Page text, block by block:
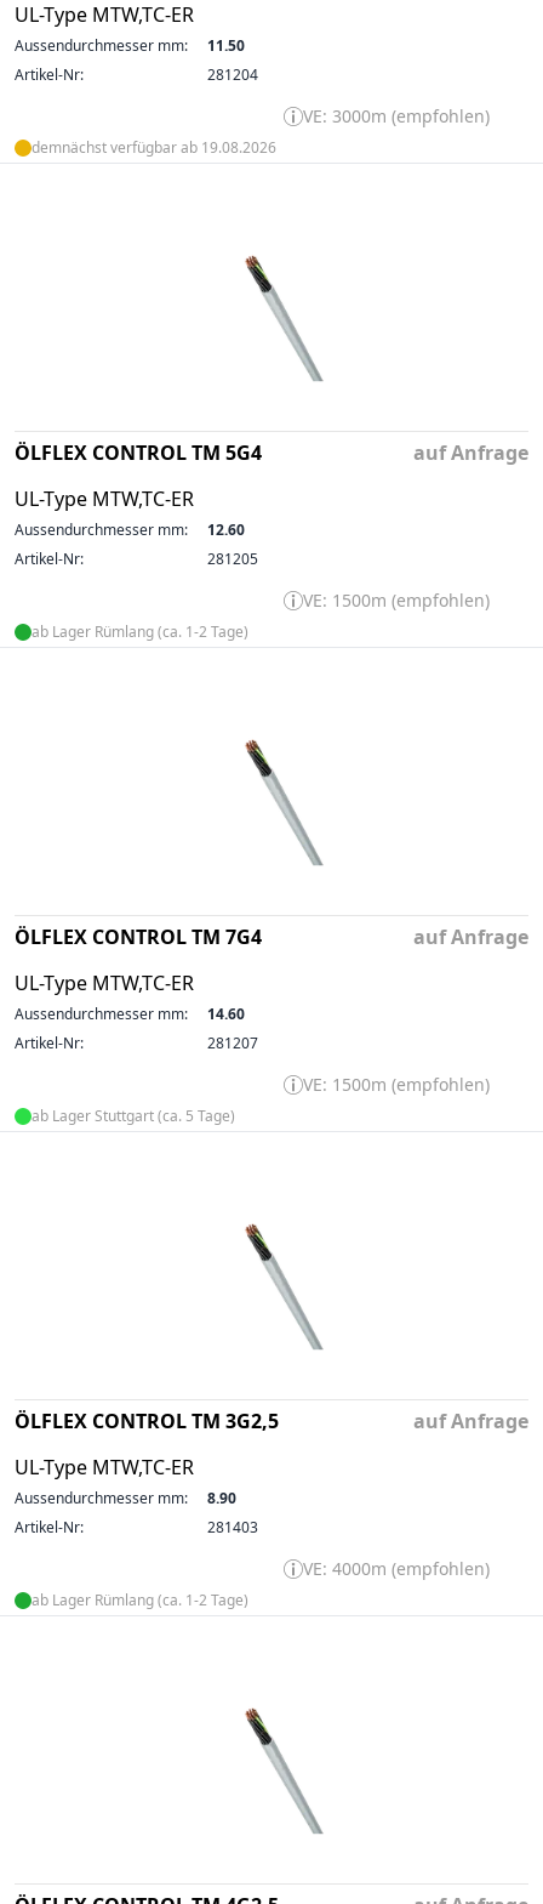
UL-Type MTW,TC-ER
Aussendurchmesser mm:
11.50
Artikel-Nr:
281204
VE: 3000m (empfohlen)
demnächst verfügbar ab 19.08.2026
ÖLFLEX CONTROL TM 5G4
UL-Type MTW,TC-ER
auf Anfrage
Aussendurchmesser mm:
12.60
Artikel-Nr:
281205
VE: 1500m (empfohlen)
ab Lager Rümlang (ca. 1-2 Tage)
ÖLFLEX CONTROL TM 7G4
UL-Type MTW,TC-ER
auf Anfrage
Aussendurchmesser mm:
14.60
Artikel-Nr:
281207
VE: 1500m (empfohlen)
ab Lager Stuttgart (ca. 5 Tage)
ÖLFLEX CONTROL TM 3G2,5
UL-Type MTW,TC-ER
auf Anfrage
Aussendurchmesser mm:
8.90
Artikel-Nr:
281403
VE: 4000m (empfohlen)
ab Lager Rümlang (ca. 1-2 Tage)